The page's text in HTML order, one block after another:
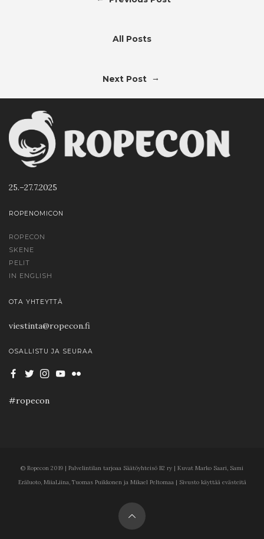
All Posts
Next Post →
25.–27.7.2025
ROPENOMICON
ROPECON
SKENE
PELIT
IN ENGLISH
OTA YHTEYTTÄ
viestinta@ropecon.fi
OSALLISTU JA SEURAA
#ropecon
© Ropecon 2019 | Palvelintilan tarjoaa Säätöyhteisö B2 ry | Kuvat Marko Saari, Sami
Eräluoto, MiiaLiina, Tuomas Puikkonen ja Mikael Peltomaa | Sivusto käyttää evästeitä